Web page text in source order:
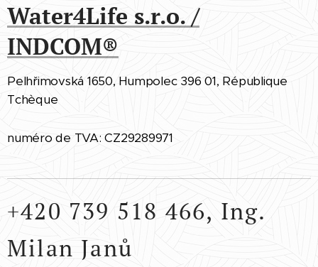
Water4Life s.r.o. /
INDCOM®
Pelhřimovská 1650, Humpolec 396 01, République
Tchèque
numéro de TVA: CZ29289971
+420 739 518 466, Ing.
Milan Janů